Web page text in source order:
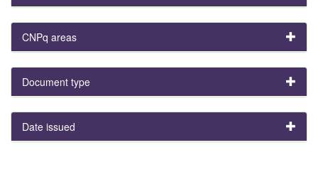
CNPq areas
Document type
Date issued